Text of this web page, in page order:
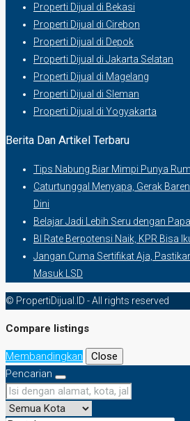
Properti Dijual di Bekasi
Properti Dijual di Cirebon
Properti Dijual di Depok
Properti Dijual di Jakarta Selatan
Properti Dijual di Magelang
Properti Dijual di Sleman
Properti Dijual di Yogyakarta
Berita Dan Artikel Terbaru
Tips Nabung Biar Mimpi Punya
Caturtunggal Menyapa, Gerak
Dini
Belajar Jadi Lebih Seru dengan
BI Rate Berpotensi Naik, KPR Bisa
Jangan Cuma Sertifikat Aja,
Masuk LSD
© PropertiDijual.ID - All rights reserved
Compare listings
Membandingkan
Close
Pencarian